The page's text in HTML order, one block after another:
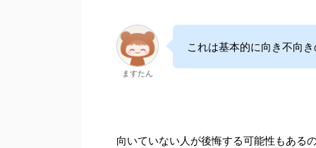
ますたん
これは基本的に向き不向
向いていない人が後悔する可能性もある